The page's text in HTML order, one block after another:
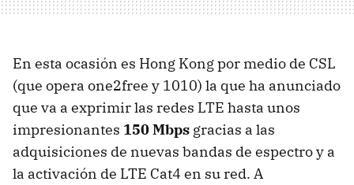
En esta ocasión es Hong Kong por medio de CSL
(que opera one2free y 1010) la que ha anunciado
que va a exprimir las redes LTE hasta unos
impresionantes 150 Mbps gracias a las
adquisiciones de nuevas bandas de espectro y a
la activación de LTE Cat4 en su red. A